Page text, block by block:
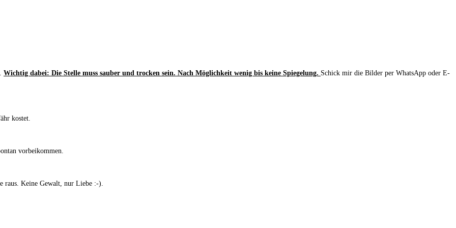
Wichtig dabei: Die Stelle muss sauber und trocken sein. Nach Möglichkeit wenig bis keine Spiegelung. Schick mir die Bilder per WhatsApp oder E-
kostet.
vorbeikommen.
raus. Keine Gewalt, nur Liebe :-).